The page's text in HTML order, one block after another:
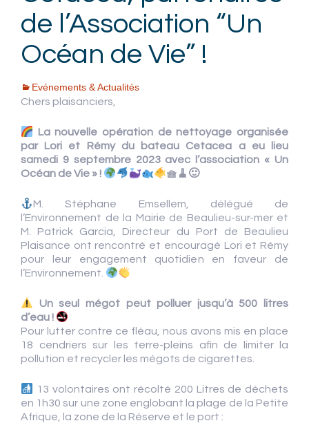
de l’Association “Un
Océan de Vie” !
Evénements & Actualités
Chers plaisanciers,
La nouvelle opération de nettoyage organisée
par Lori et Rémy du bateau Cetacea a eu lieu
samedi 9 septembre 2023 avec l’association « Un
Océan de Vie » !
🧺🧹🙂
M. Stéphane Emsellem, délégué de
l’Environnement de la Mairie de Beaulieu-sur-mer et
M. Patrick Garcia, Directeur du Port de Beaulieu
Plaisance ont rencontré et encouragé Lori et Rémy
pour leur engagement quotidien en faveur de
l’Environnement.
Un seul mégot peut polluer jusqu’à 500 litres
d’eau !
Pour lutter contre ce fléau, nous avons mis en place
18 cendriers sur les terre-pleins afin de limiter la
pollution et recycler les mégots de cigarettes.
13 volontaires ont récolté 200 Litres de déchets
en 1h30 sur une zone englobant la plage de la Petite
Afrique, la zone de la Réserve et le port :